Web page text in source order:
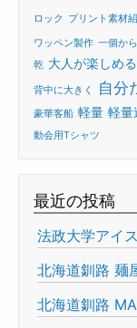
ロック プリント素材
ワッペン製作 一個から
乾 大人が楽しめる
背中に大きく 自分
豪華客船 軽量 軽量
動会用Tシャツ
最近の投稿
法政大学アイ
北海道釧路 麺
北海道釧路